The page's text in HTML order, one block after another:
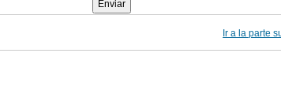
Ir a la parte